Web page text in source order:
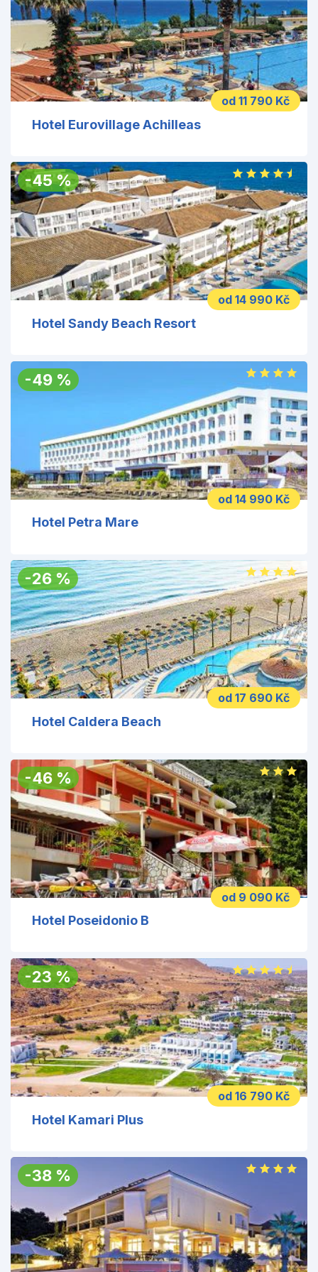
od 11 790 Kč
Hotel Eurovillage Achilleas
od 14 990 Kč
-45%
Hotel Sandy Beach Resort
od 14 990 Kč
-49 %
Hotel Petra Mare
od 17 690 Kč
-26 %
Hotel Caldera Beach
od 9 090 Kč
-46 %
Hotel Poseidonio B
od 16 790 Kč
-23 %
Hotel Kamari Plus
-38 %